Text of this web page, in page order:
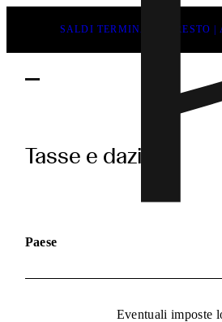
SALDI TERMINANO PRESTO |
Tasse e dazi
Paese
Eventuali imposte